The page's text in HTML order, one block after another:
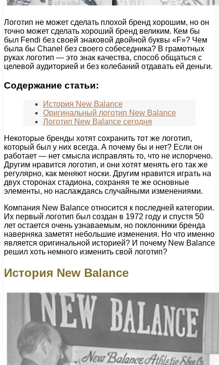
Логотип не может сделать плохой бренд хорошим, но он
точно может сделать хороший бренд великим. Кем бы
был Fendi без своей знаковой двойной буквы «F»? Чем
была бы Chanel без своего собеседника? В грамотных
руках логотип — это знак качества, способ общаться с
целевой аудиторией и без колебаний отдавать ей деньги.
Содержание статьи:
История New Balance
Оригинальный логотип New Balance
Логотип New Balance сегодня
Некоторые бренды хотят сохранить тот же логотип,
который был у них всегда. А почему бы и нет? Если он
работает — нет смысла исправлять то, что не испорчено.
Другим нравится логотип, и они хотят менять его так же
регулярно, как меняют носки. Другим нравится играть на
двух сторонах стадиона, сохраняя те же основные
элементы, но наслаждаясь случайными изменениями.
Компания New Balance относится к последней категории.
Их первый логотип был создан в 1972 году и спустя 50
лет остается очень узнаваемым, но поклонники бренда
наверняка заметят небольшие изменения. Но что именно
является оригинальной историей? И почему New Balance
решил хоть немного изменить свой логотип?
История New Balance